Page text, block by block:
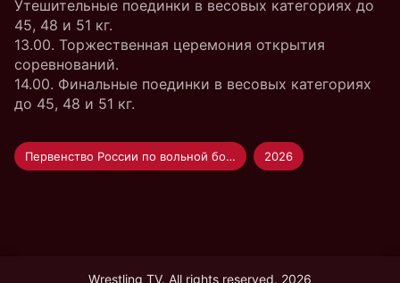
Утешительные поединки в весовых категориях до
45, 48 и 51 кг.
13.00. Торжественная церемония открытия
соревнований.
14.00. Финальные поединки в весовых категориях
до 45, 48 и 51 кг.
Первенство России по вольной борьбе U-17 2026
Wrestling TV. All rights reserved. 2026